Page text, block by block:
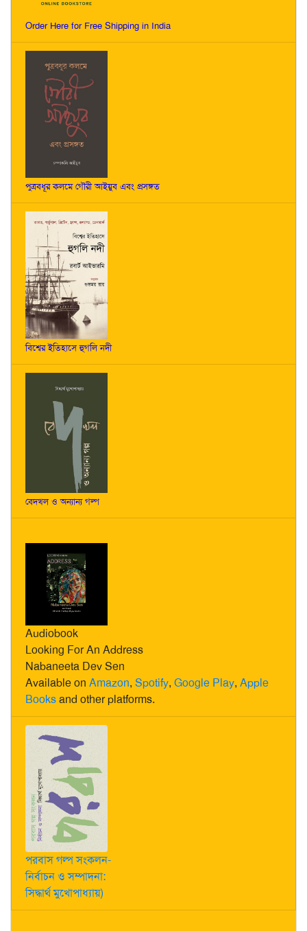
Order Here for Free Shipping in India
পুত্রবধূর কলমে গৌরী আইয়ুব এবং প্রসঙ্গত
বিশ্বের ইতিহাসে হুগলি নদী
বেদখল ও অন্যান্য গল্প
Audiobook
Looking For An Address
Nabaneeta Dev Sen
Available on Amazon, Spotify, Google Play, Apple
Booksand other platforms.
পরবাস গল্প সংকলন-
নির্বাচন ও সম্পাদনা:
সিদ্ধার্থ মুখোপাধ্যায়)